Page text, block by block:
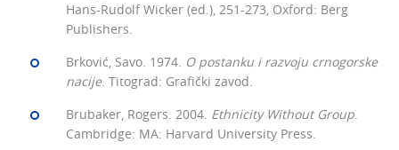
Hans-Rudolf Wicker (ed.), 251-273, Oxford: Berg
Publishers.
Brković, Savo. 1974. O postanku i razvoju crnogorske
nacije. Titograd: Grafički zavod.
Brubaker, Rogers. 2004. Ethnicity Without Group.
Cambridge: MA: Harvard University Press.